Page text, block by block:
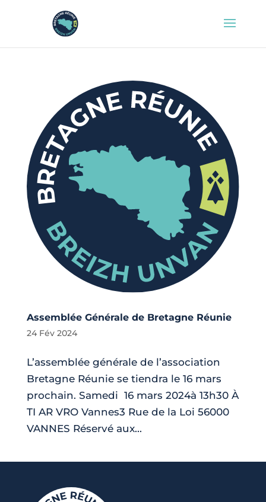
Assemblée Générale de Bretagne Réunie
24 Fév 2024
L’assemblée générale de l’association
Bretagne Réunie se tiendra le 16 mars
prochain. Samedi 16 mars 2024à 13h30 À
TI AR VRO Vannes3 Rue de la Loi 56000
VANNES Réservé aux...